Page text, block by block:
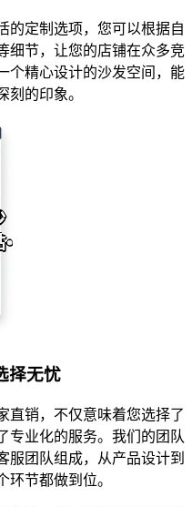
的定制选项，您可以根据自
细节，让您的店铺在众多竞
个精心设计的沙发空间，能
刻的印象。
择无忧
直销，不仅意味着您选择了
专业化的服务。我们的团队
服团队组成，从产品设计到
环节都做到位。